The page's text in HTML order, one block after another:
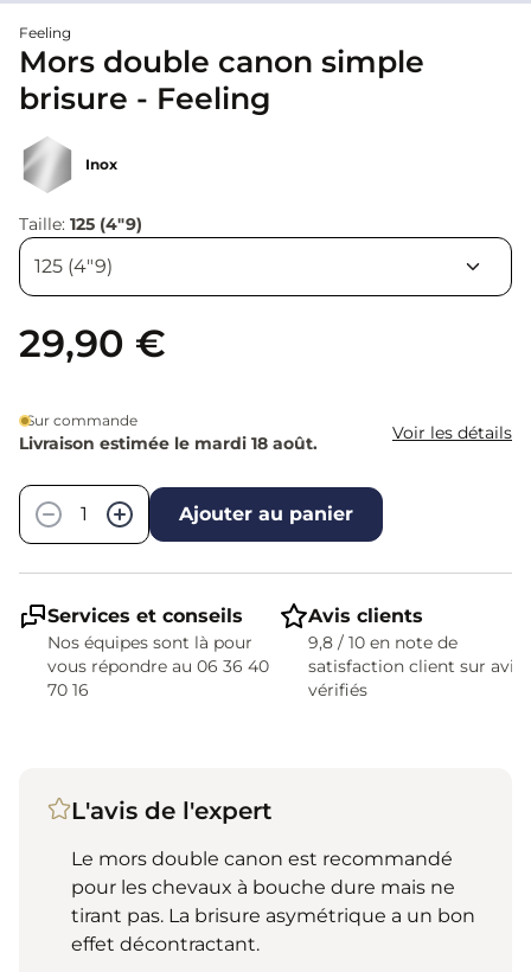
Feeling
Mors double canon simple
brisure - Feeling
Inox
Taille: 125 (4"9)
29,90 €
Sur commande
Livraison estimée le mardi 18 août. Voir les détails
−
+ Ajouter au panier
Services et conseils
Nos équipes sont là pour
vous répondre au 06 36 40
70 16
Avis clients
9,8 / 10 en note de
satisfaction client sur avis
vérifiés
L'avis de l'expert
Le mors double canon est recommandé
pour les chevaux à bouche dure mais ne
tirant pas. La brisure asymétrique a un bon
effet décontractant.